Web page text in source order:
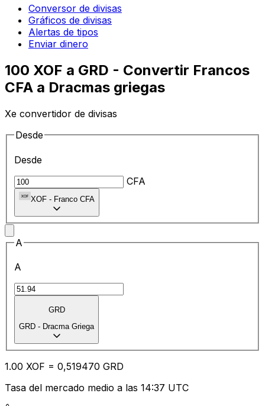
Conversor de divisas
Gráficos de divisas
Alertas de tipos
Enviar dinero
100 XOF a GRD - Convertir Francos
CFA a Dracmas griegas
Xe convertidor de divisas
Desde
Desde
CFA
XOF - Franco CFA
A
A
GRD
GRD - Dracma Griega
1.00 XOF = 0,519470 GRD
Tasa del mercado medio a las 14:37 UTC